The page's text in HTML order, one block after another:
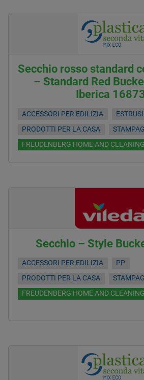
Secchio rosso standard
– Standard Red
Iberica
ACCESSORI PER EDILIZIA
PRODOTTI PER LA CASA
FREUDENBERG HOME AND CLEANING
Secchio – Style
ACCESSORI PER EDILIZIA
PP
PRODOTTI PER LA CASA
FREUDENBERG HOME AND CLEANING